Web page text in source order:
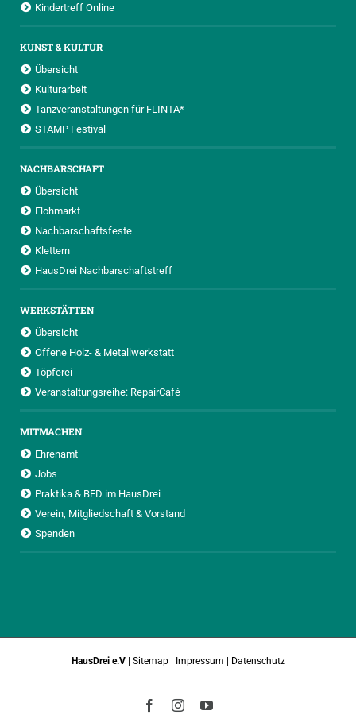
Kindertreff Online
KUNST & KULTUR
Übersicht
Kulturarbeit
Tanzveranstaltungen für FLINTA*
STAMP Festival
NACHBARSCHAFT
Übersicht
Flohmarkt
Nachbarschaftsfeste
Klettern
HausDrei Nachbarschaftstreff
WERKSTÄTTEN
Übersicht
Offene Holz- & Metallwerkstatt
Töpferei
Veranstaltungsreihe: RepairCafé
MITMACHEN
Ehrenamt
Jobs
Praktika & BFD im HausDrei
Verein, Mitgliedschaft & Vorstand
Spenden
HausDrei e.V | Sitemap| Impressum | Datenschutz
FacebookInstagramYouTube